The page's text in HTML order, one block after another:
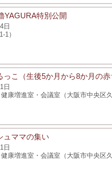
特別公開
日
1）
こ（生後5か月から8か月の赤
日
増進室・会議室（大阪市中央区久
ュママの集い
日
増進室・会議室（大阪市中央区久